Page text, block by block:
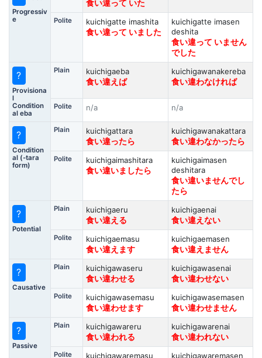
Progressiv
e
食い違って いた
Polite
kuichigatte imashita
食い違って いました
kuichigatte imasen
deshita
食い違って いません
でした
?
Provisiona
l
Condition
al eba
Plain
kuichigaeba
食い違えば
kuichigawanakereba
食い違わなければ
Polite n/a n/a
?
Condition
al (-tara
form)
Plain
kuichigattara
食い違ったら
kuichigawanakattara
食い違わなかったら
Polite
kuichigaimashitara
食い違いましたら
kuichigaimasen
deshitara
食い違いませんでし
たら
?
Potential
Plain
kuichigaeru
食い違える
kuichigaenai
食い違えない
Polite
kuichigaemasu
食い違えます
kuichigaemasen
食い違えません
?
Causative
Plain
kuichigawaseru
食い違わせる
kuichigawasenai
食い違わせない
Polite
kuichigawasemasu
食い違わせます
kuichigawasemasen
食い違わせません
?
Passive
Plain
kuichigawareru
食い違われる
kuichigawarenai
食い違われない
Polite
kuichigawaremasu
kuichigawaremasen